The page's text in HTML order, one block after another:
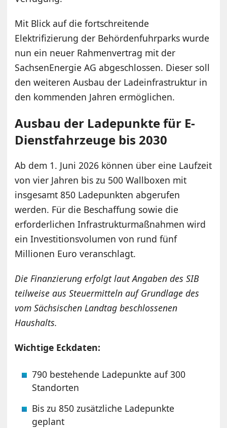
Mit Blick auf die fortschreitende
Elektrifizierung der Behördenfuhrparks wurde
nun ein neuer Rahmenvertrag mit der
SachsenEnergie AG abgeschlossen. Dieser soll
den weiteren Ausbau der Ladeinfrastruktur in
den kommenden Jahren ermöglichen.
Ausbau der Ladepunkte für E-
Dienstfahrzeuge bis 2030
Ab dem 1. Juni 2026 können über eine Laufzeit
von vier Jahren bis zu 500 Wallboxen mit
insgesamt 850 Ladepunkten abgerufen
werden. Für die Beschaffung sowie die
erforderlichen Infrastrukturmaßnahmen wird
ein Investitionsvolumen von rund fünf
Millionen Euro veranschlagt.
Die Finanzierung erfolgt laut Angaben des SIB
teilweise aus Steuermitteln auf Grundlage des
vom Sächsischen Landtag beschlossenen
Haushalts.
Wichtige Eckdaten:
790 bestehende Ladepunkte auf 300
Standorten
Bis zu 850 zusätzliche Ladepunkte
geplant